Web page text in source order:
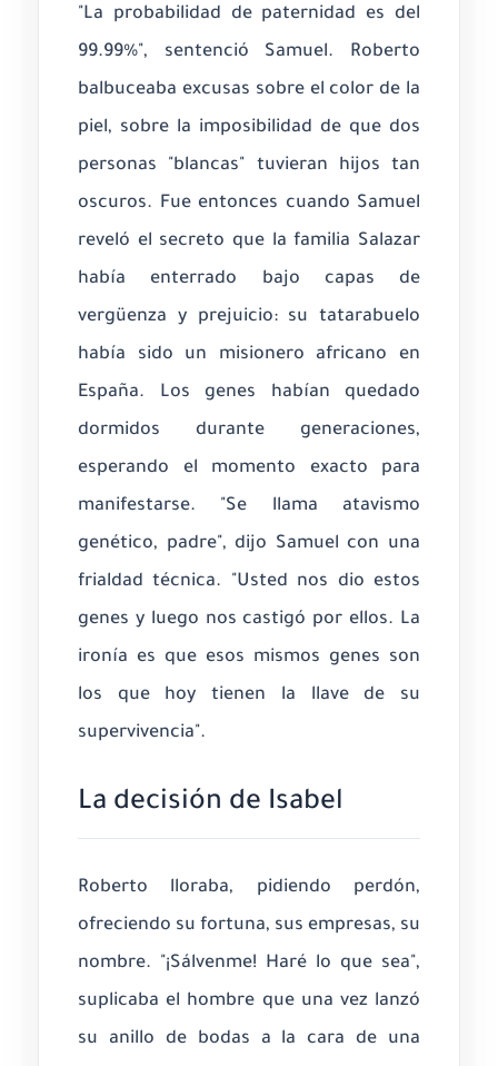
"La probabilidad de paternidad es del
99.99%", sentenció Samuel. Roberto
balbuceaba excusas sobre el color de la
piel, sobre la imposibilidad de que dos
personas "blancas" tuvieran hijos tan
oscuros. Fue entonces cuando Samuel
reveló el secreto que la familia Salazar
había enterrado bajo capas de
vergüenza y prejuicio: su tatarabuelo
había sido un misionero africano en
España. Los genes habían quedado
dormidos durante generaciones,
esperando el momento exacto para
manifestarse. "Se llama atavismo
genético, padre", dijo Samuel con una
frialdad técnica. "Usted nos dio estos
genes y luego nos castigó por ellos. La
ironía es que esos mismos genes son
los que hoy tienen la llave de su
supervivencia".
La decisión de Isabel
Roberto lloraba, pidiendo perdón,
ofreciendo su fortuna, sus empresas, su
nombre. "¡Sálvenme! Haré lo que sea",
suplicaba el hombre que una vez lanzó
su anillo de bodas a la cara de una